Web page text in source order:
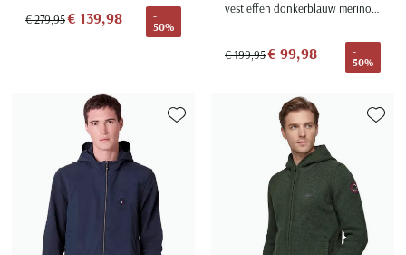
€ 279,95€ 139,98
-
50%
vest effen donkerblauw merinowol
€ 199,95€ 99,98
-
50%
Toevoegen aan favorieten